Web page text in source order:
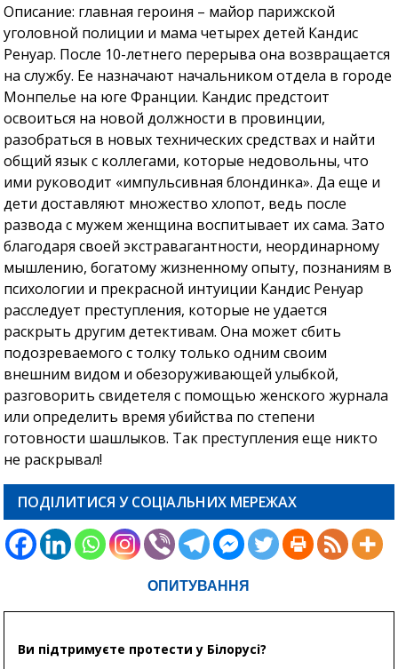
Описание: главная героиня – майор парижской
уголовной полиции и мама четырех детей Кандис
Ренуар. После 10-летнего перерыва она возвращается
на службу. Ее назначают начальником отдела в городе
Монпелье на юге Франции. Кандис предстоит
освоиться на новой должности в провинции,
разобраться в новых технических средствах и найти
общий язык с коллегами, которые недовольны, что
ими руководит «импульсивная блондинка». Да еще и
дети доставляют множество хлопот, ведь после
развода с мужем женщина воспитывает их сама. Зато
благодаря своей экстравагантности, неординарному
мышлению, богатому жизненному опыту, познаниям в
психологии и прекрасной интуиции Кандис Ренуар
расследует преступления, которые не удается
раскрыть другим детективам. Она может сбить
подозреваемого с толку только одним своим
внешним видом и обезоруживающей улыбкой,
разговорить свидетеля с помощью женского журнала
или определить время убийства по степени
готовности шашлыков. Так преступления еще никто
не раскрывал!
ПОДІЛИТИСЯ У СОЦІАЛЬНИХ МЕРЕЖАХ
ОПИТУВАННЯ
Ви підтримуєте протести у Білорусі?